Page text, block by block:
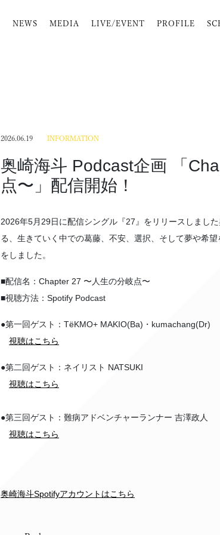
NEWS MEDIA LIVE/EVENT PROFILE
2026.06.19 INFORMATION
奥崎海⽃ Podcast企画 「
点〜」配信開始！
2026年5⽉29⽇に配信シングル『27』をリリースしまし
る、⽣きていく中での葛藤、不安、選択、そして夢や希
をしました。
■配信名：Chapter 27 〜⼈⽣の分岐点〜
■視聴方法：Spotify Podcast
●第一回ゲスト：TëKMO+ MAKIO(Ba)・kumachang(Dr)
視聴はこちら
●第二回ゲスト：ネイリスト NATSUKI
視聴はこちら
●第三回ゲスト：難病アドベンチャーランナー 吉澤政人
視聴はこちら
奥崎海斗Spotifyアカウントはこちら